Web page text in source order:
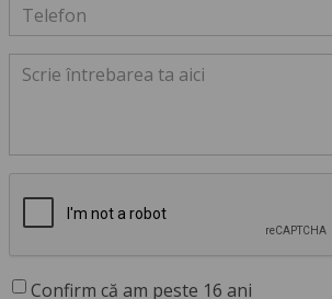
Confirm că am peste 16 ani